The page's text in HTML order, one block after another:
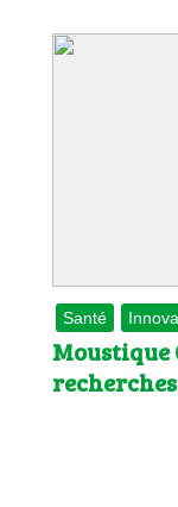
Santé
Moustique
recherches